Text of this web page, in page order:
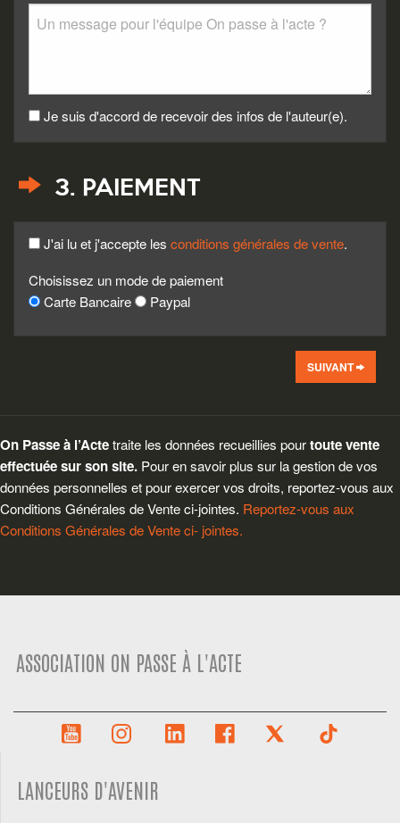
Je suis d'accord de recevoir des infos de l'auteur(e).
3. PAIEMENT
J'ai lu et j'accepte les conditions générales de vente.
Choisissez un mode de paiement
Carte Bancaire
Paypal
SUIVANT
On Passe à l’Actetraite les données recueillies pourtoute vente
effectuée sur son site. Pour en savoir plus sur la gestion de vos
données personnelles et pour exercer vos droits, reportez-vous aux
Conditions Générales de Vente ci-jointes. Reportez-vous aux
Conditions Générales de Vente ci- jointes.
ASSOCIATION ON PASSE À L'ACTE
LANCEURS D'AVENIR